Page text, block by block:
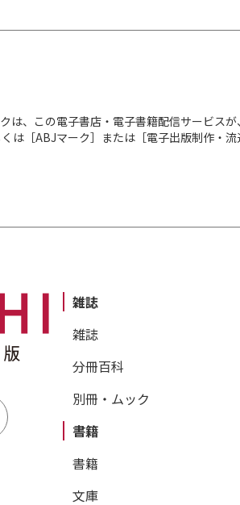
は、この電子書店・電子書籍配信サービス
は［ABJマーク］または［電子出版制作・
雑誌
雑誌
分冊百科
別冊・ムック
書籍
書籍
文庫